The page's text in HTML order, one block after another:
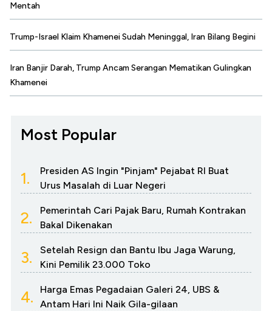
Mentah
Trump-Israel Klaim Khamenei Sudah Meninggal, Iran Bilang Begini
Iran Banjir Darah, Trump Ancam Serangan Mematikan Gulingkan
Khamenei
Most Popular
1.
Presiden AS Ingin "Pinjam" Pejabat RI Buat
Urus Masalah di Luar Negeri
2.
Pemerintah Cari Pajak Baru, Rumah Kontrakan
Bakal Dikenakan
3.
Setelah Resign dan Bantu Ibu Jaga Warung,
Kini Pemilik 23.000 Toko
4.
Harga Emas Pegadaian Galeri 24, UBS &
Antam Hari Ini Naik Gila-gilaan